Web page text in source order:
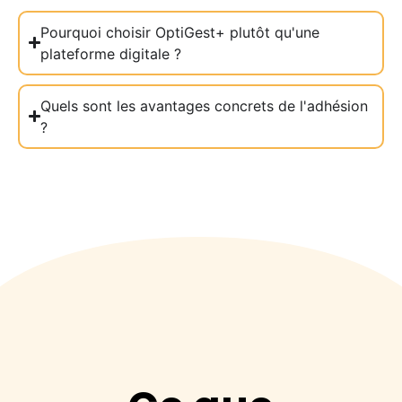
Pourquoi choisir OptiGest+ plutôt qu'une
plateforme digitale ?
Quels sont les avantages concrets de l'adhésion
?